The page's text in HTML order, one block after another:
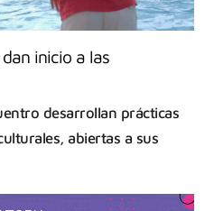
inicio a las
desarrollan prácticas
abiertas a sus